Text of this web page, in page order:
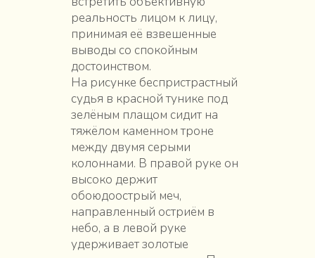
реальность лицом к лицу,
принимая её взвешенные
выводы со спокойным
достоинством.
На рисунке беспристрастный
судья в красной тунике под
зелёным плащом сидит на
тяжёлом каменном троне
между двумя серыми
колоннами. В правой руке он
высоко держит
обоюдоострый меч,
направленный остриём в
небо, а в левой руке
удерживает золотые